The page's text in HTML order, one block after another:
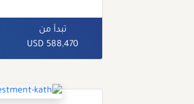
تبدأ من
588,470 USD